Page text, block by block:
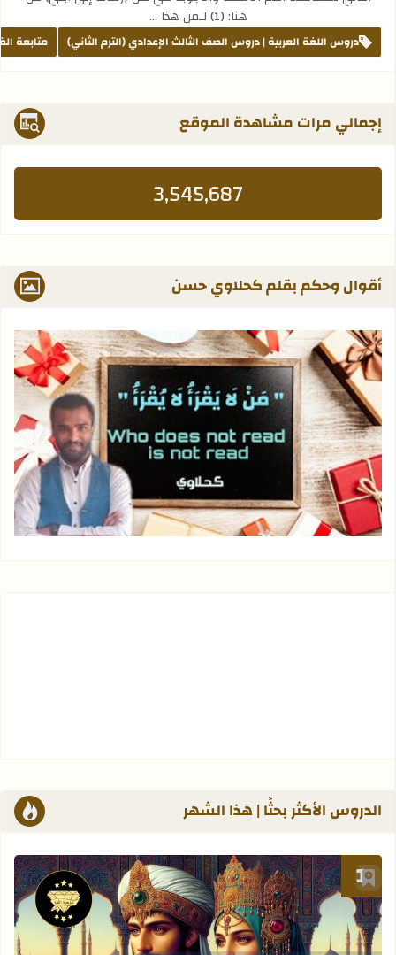
هنا: (1) لـمن هذا …
دروس اللغة العربية | دروس الصف الثالث الإعدادي (الترم الثاني) متابعة
إجمالي مرات مشاهدة الموقع
3,545,687
أقوال وحكم بقلم كحلاوي حسن
الدروس الأكثر بحثًا | هذا الشهر
أضف إلى العلامات المرجعية